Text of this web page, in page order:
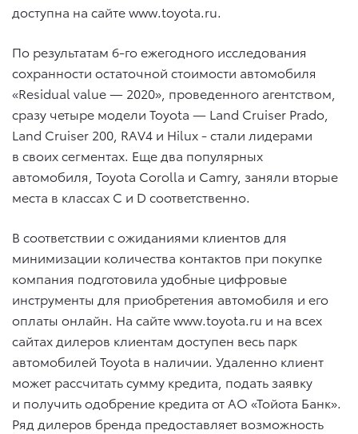
доступна на сайте www.toyota.ru.
По результатам 6-го ежегодного исследования
сохранности остаточной стоимости автомобиля
«Residual value — 2020», проведенного агентством,
сразу четыре модели Toyota — Land Cruiser Prado,
Land Cruiser 200, RAV4 и Hilux ­- стали лидерами
в своих сегментах. Еще два популярных
автомобиля, Toyota Corolla и Camry, заняли вторые
места в классах С и D соответственно.
В соответствии с ожиданиями клиентов для
минимизации количества контактов при покупке
компания подготовила удобные цифровые
инструменты для приобретения автомобиля и его
оплаты онлайн. На сайте www.toyota.ru и на всех
сайтах дилеров клиентам доступен весь парк
автомобилей Toyota в наличии. Удаленно клиент
может рассчитать сумму кредита, подать заявку
и получить одобрение кредита от АО «Тойота Банк».
Ряд дилеров бренда предоставляет возможность